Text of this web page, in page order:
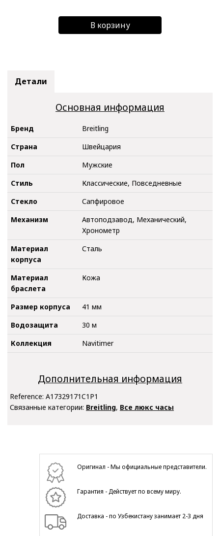
В корзину
Детали
Основная информация
Бренд
Breitling
Страна
Швейцария
Пол
Мужские
Стиль
Классические, Повседневные
Стекло
Сапфировое
Механизм
Автоподзавод, Механический,
Хронометр
Материал
корпуса
Сталь
Материал
браслета
Кожа
Размер корпуса
41 мм
Водозащита
30 м
Коллекция
Navitimer
Дополнительная информация
Reference: A17329171C1P1
Связанные категории: Breitling, Все люкс часы
Оригинал - Мы официальные представители.
Гарантия - Действует по всему миру.
Доставка - по Узбекистану занимает 2-3 дня